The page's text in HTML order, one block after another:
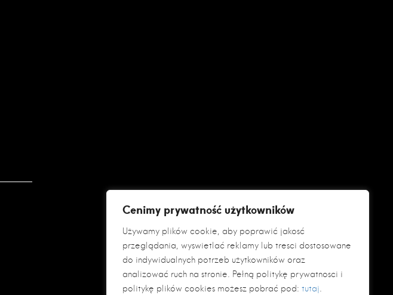
Cenimy prywatność użytkowników
Używamy plików cookie, aby poprawić jakość
przeglądania, wyświetlać reklamy lub treści dostosowane
do indywidualnych potrzeb użytkowników oraz
analizować ruch na stronie. Pełną politykę prywatności i
politykę plików cookies możesz pobrać pod: tutaj.